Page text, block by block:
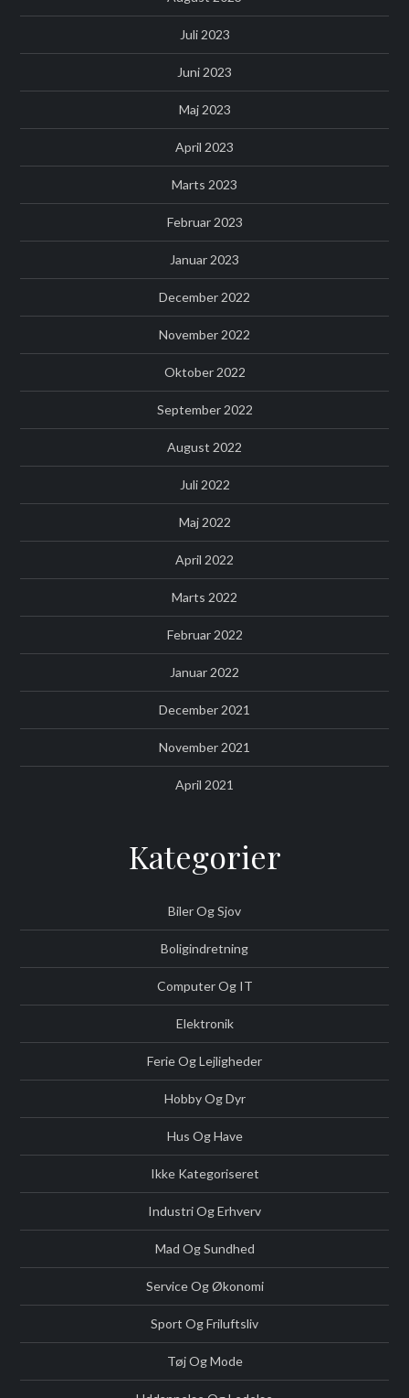
Juli 2023
Juni 2023
Maj 2023
April 2023
Marts 2023
Februar 2023
Januar 2023
December 2022
November 2022
Oktober 2022
September 2022
August 2022
Juli 2022
Maj 2022
April 2022
Marts 2022
Februar 2022
Januar 2022
December 2021
November 2021
April 2021
Kategorier
Biler Og Sjov
Boligindretning
Computer Og IT
Elektronik
Ferie Og Lejligheder
Hobby Og Dyr
Hus Og Have
Ikke Kategoriseret
Industri Og Erhverv
Mad Og Sundhed
Service Og Økonomi
Sport Og Friluftsliv
Tøj Og Mode